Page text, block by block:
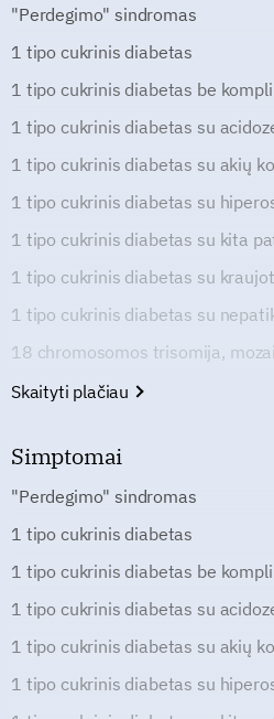
"Perdegimo" sindromas
1 tipo cukrinis diabetas
1 tipo cukrinis diabetas be
1 tipo cukrinis diabetas su
1 tipo cukrinis diabetas su akių
1 tipo cukrinis diabetas su
1 tipo cukrinis diabetas su kita
1 tipo cukrinis diabetas su
1 tipo cukrinis diabetas su
18 chromosomos trisomija,
Skaityti plačiau
Simptomai
"Perdegimo" sindromas
1 tipo cukrinis diabetas
1 tipo cukrinis diabetas be
1 tipo cukrinis diabetas su
1 tipo cukrinis diabetas su akių
1 tipo cukrinis diabetas su